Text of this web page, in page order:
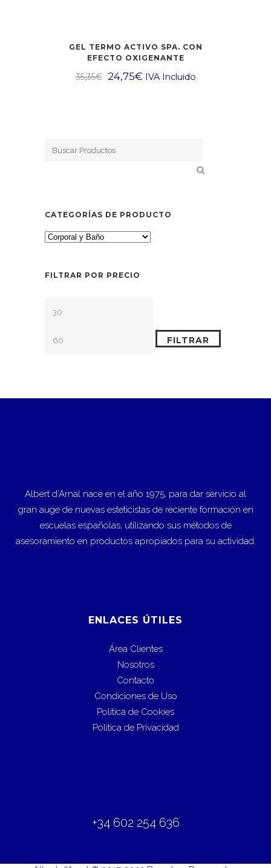
GEL TERMO ACTIVO SPA. CON
EFECTO OXIGENANTE
35,35€ 24,75€ IVA Incluido
CATEGORÍAS DE PRODUCTO
FILTRAR POR PRECIO
FILTRAR
Albert d’Arnal nace en el año 1975, para dar servicio al
gran auge de nuevas esteticistas de reciente formación en
escuelas españolas, utilizando sus métodos de
asesoramiento en productos apropiados para su actividad.
ENLACES ÚTILES
Área Clientes
Nosotros
Contacto
Condiciones de Uso
Política de Cookies
Política de Privacidad
+34 602 254 636